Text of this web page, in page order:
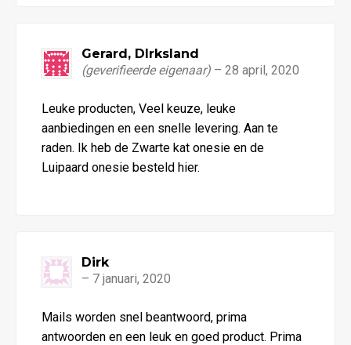
5uit 5
Gerard, DIrksland
(geverifieerde eigenaar) – 28 april, 2020
Leuke producten, Veel keuze, leuke
aanbiedingen en een snelle levering. Aan te
raden. Ik heb de Zwarte kat onesie en de
Luipaard onesie besteld hier.
5uit 5
Dirk
– 7 januari, 2020
Mails worden snel beantwoord, prima
antwoorden en een leuk en goed product. Prima